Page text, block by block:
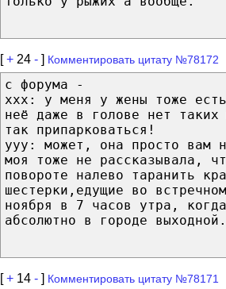
[+ 24 - ] Комментировать цитату №78172
с форума -
xxx: у меня у жены тоже
неё даже в голове нет таких
так припарковаться!
yyy: может, она просто вам
моя тоже не рассказывала,
повороте налево таранить
шестерки,едущие во
ноября в 7 часов утра,
абсолютно в городе
[+ 14 - ] Комментировать цитату №78171